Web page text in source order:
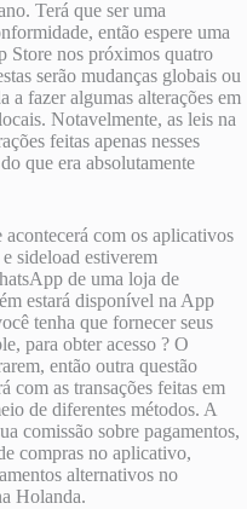
Terá que ser uma
então espere uma
Store nos próximos quatro
serão mudanças globais ou
fazer algumas alterações em
Notavelmente, as leis na
feitas apenas nesses
que era absolutamente
com os aplicativos
sideload estiverem
de uma loja de
estará disponível na App
tenha que fornecer seus
para obter acesso ? O
então outra questão
com as transações feitas em
de diferentes métodos. A
comissão sobre pagamentos,
compras no aplicativo,
alternativos no
Holanda.